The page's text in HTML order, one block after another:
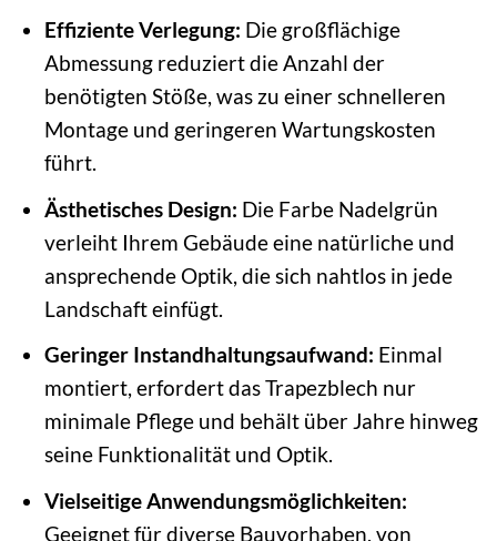
Effiziente Verlegung: Die großflächige
Abmessung reduziert die Anzahl der
benötigten Stöße, was zu einer schnelleren
Montage und geringeren Wartungskosten
führt.
Ästhetisches Design: Die Farbe Nadelgrün
verleiht Ihrem Gebäude eine natürliche und
ansprechende Optik, die sich nahtlos in jede
Landschaft einfügt.
Geringer Instandhaltungsaufwand: Einmal
montiert, erfordert das Trapezblech nur
minimale Pflege und behält über Jahre hinweg
seine Funktionalität und Optik.
Vielseitige Anwendungsmöglichkeiten:
Geeignet für diverse Bauvorhaben, von